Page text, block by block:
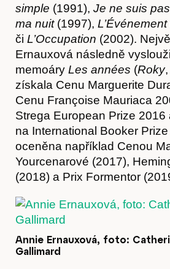
simple (1991), Je ne suis
ma nuit(1997), L’Événement
či L’Occupation (2002).
Ernauxová následně
memoáry Les années (Roky
získala Cenu Marguerite
Cenu Françoise Mauriaca
Strega European Prize 2016
na International Booker
oceněna například Cenou
Yourcenarové (2017),
(2018) a Prix Formentor
Annie Ernauxová, foto:
Gallimard